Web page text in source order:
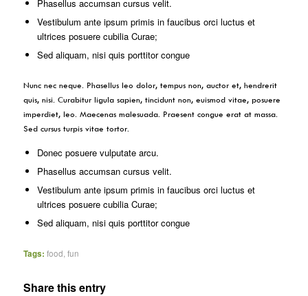
Phasellus accumsan cursus velit.
Vestibulum ante ipsum primis in faucibus orci luctus et
ultrices posuere cubilia Curae;
Sed aliquam, nisi quis porttitor congue
Nunc nec neque. Phasellus leo dolor, tempus non, auctor et, hendrerit
quis, nisi. Curabitur ligula sapien, tincidunt non, euismod vitae, posuere
imperdiet, leo. Maecenas malesuada. Praesent congue erat at massa.
Sed cursus turpis vitae tortor.
Donec posuere vulputate arcu.
Phasellus accumsan cursus velit.
Vestibulum ante ipsum primis in faucibus orci luctus et
ultrices posuere cubilia Curae;
Sed aliquam, nisi quis porttitor congue
Tags: food fun
Share this entry